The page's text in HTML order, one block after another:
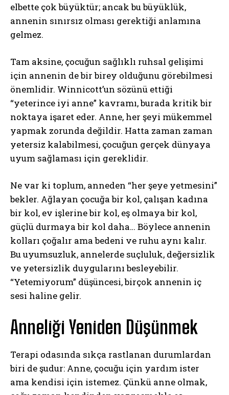
elbette çok büyüktür; ancak bu büyüklük,
annenin sınırsız olması gerektiği anlamına
gelmez.
Tam aksine, çocuğun sağlıklı ruhsal gelişimi
için annenin de bir birey olduğunu görebilmesi
önemlidir. Winnicott’un sözünü ettiği
“yeterince iyi anne” kavramı, burada kritik bir
noktaya işaret eder. Anne, her şeyi mükemmel
yapmak zorunda değildir. Hatta zaman zaman
yetersiz kalabilmesi, çocuğun gerçek dünyaya
uyum sağlaması için gereklidir.
Ne var ki toplum, anneden “her şeye yetmesini”
bekler. Ağlayan çocuğa bir kol, çalışan kadına
bir kol, ev işlerine bir kol, eş olmaya bir kol,
güçlü durmaya bir kol daha… Böylece annenin
kolları çoğalır ama bedeni ve ruhu aynı kalır.
Bu uyumsuzluk, annelerde suçluluk, değersizlik
ve yetersizlik duygularını besleyebilir.
“Yetemiyorum” düşüncesi, birçok annenin iç
sesi haline gelir.
Anneliği Yeniden Düşünmek
Terapi odasında sıkça rastlanan durumlardan
biri de şudur: Anne, çocuğu için yardım ister
ama kendisi için istemez. Çünkü anne olmak,